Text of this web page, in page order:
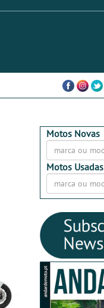
Motos Novas
Motos Usadas